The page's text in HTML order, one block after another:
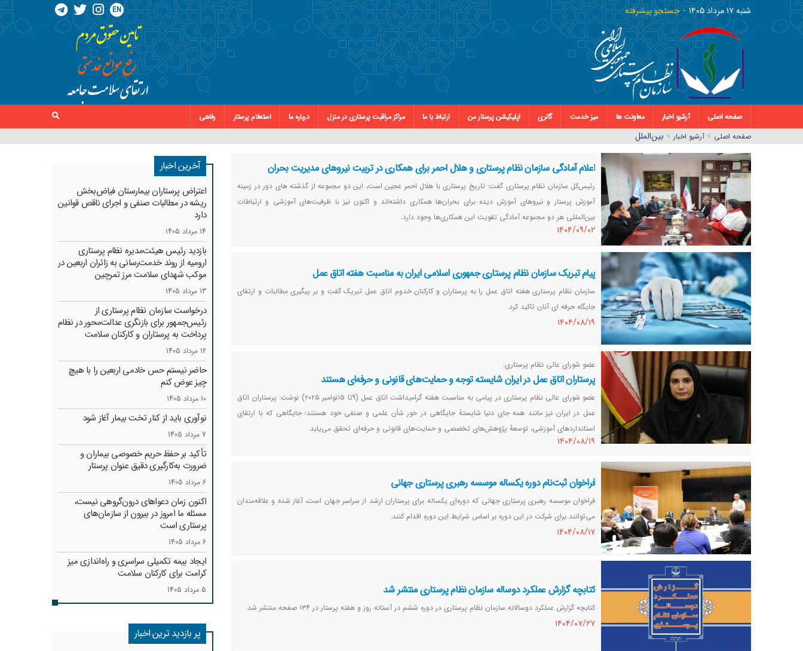
شنبه ١٧ مرداد ١٤٠٥ جستجو پیشرفته EN
صفحه اصلی آرشیو اخبار معاونت ها میز خدمت گالری اپلیکیشن پرستار من ارتباط با ما مراکز مراقبت پرستاری در منزل درباره ما استعلام پرستار
رفاهی
صفحه اصلي > آرشیو اخبار > بین‌الملل
اعلام آمادگی سازمان نظام پرستاری و هلال احمر برای همکاری در تربیت نیروهای مدیریت بحران
رئیس‌کل سازمان نظام پرستاری گفت: تاریخ پرستاری با هلال احمر عجین است، این دو مجموعه از گذشته های دور در زمینه
آموزش پرستار و نیروهای آموزش دیده برای بحران‌ها همکاری داشته‌اند و اکنون نیز با ظرفیت‌های آموزشی و ارتباطات
بین‌المللی هر دو مجموعه آمادگی تقویت این همکاری‌ها وجود دارد.
١٤٠٤/٠٩/٠٢
پیام تبریک سازمان نظام پرستاری جمهوری اسلامی ایران به مناسبت هفته اتاق عمل
سازمان نظام پرستاری هفته اتاق عمل را به پرستاران و کارکنان خدوم اتاق عمل تبریک گفت و بر پیگیری مطالبات و ارتقای
جایگاه حرفه ای آنان تاکید کرد.
١٤٠٤/٠٨/١٩
عضو شورای عالی نظام پرستاری:
پرستاران اتاق عمل در ایران شایسته توجه و حمایت‌های قانونی و حرفه‌ای هستند
عضو شورای عالی نظام پرستاری در پیامی به مناسبت هفته گرامیداشت اتاق عمل (۹تا ۱۵نوامبر ۲۰۲۵) نوشت: پرستاران اتاق
عمل در ایران نیز مانند همه جای دنیا شایستهٔ جایگاهی در خور شأن علمی و صنفی خود هستند؛ جایگاهی که با ارتقای
استانداردهای آموزشی، توسعهٔ پژوهش‌های تخصصی و حمایت‌های قانونی و حرفه‌ای تحقق می‌یابد.
١٤٠٤/٠٨/١٩
فراخوان ثبت‌نام دوره یکساله موسسه رهبری پرستاری جهانی
فراخوان موسسه رهبری پرستاری جهانی که دوره‌ای یکساله برای پرستاران ارشد از سراسر جهان است، آغاز شده و علاقه‌مندان
می‌توانند برای شرکت در این دوره بر اساس شرایط این دوره اقدام کنند.
١٤٠٤/٠٨/١٧
کتابچه گزارش عملکرد دوساله سازمان نظام پرستاری منتشر شد
کتابچه گزارش عملکرد دوسالانه سازمان نظام پرستاری در دوره ششم در آستانه روز و هفته پرستار در ۱۳۴ صفحه منتشر شد.
١٤٠٤/٠٧/٢٧
آخرین اخبار
اعتراض پرستاران بیمارستان فیاض‌بخش
ریشه در مطالبات صنفی و اجرای ناقص قوانین
دارد
14 مرداد 1405
بازدید رئیس هیئت‌مدیره نظام پرستاری
ارومیه از روند خدمت‌رسانی به زائران اربعین در
موکب شهدای سلامت مرز تمرچین
13 مرداد 1405
درخواست سازمان نظام پرستاری از
رئیس‌جمهور برای بازنگری عدالت‌محور در نظام
پرداخت به پرستاران و کارکنان سلامت
12 مرداد 1405
حاضر نیستم حس خادمی اربعین را با هیچ
چیز عوض کنم
10 مرداد 1405
نوآوری باید از کنار تخت بیمار آغاز شود
7 مرداد 1405
تأکید بر حفظ حریم خصوصی بیماران و
ضرورت به‌کارگیری دقیق عنوان پرستار
6 مرداد 1405
اکنون زمان دعواهای درون‌گروهی نیست،
مسئله ما امروز در بیرون از سازمان‌های
پرستاری است
6 مرداد 1405
ایجاد بیمه تکمیلی سراسری و راه‌اندازی میز
کرامت برای کارکنان سلامت
5 مرداد 1405
پر بازدید ترین اخبار